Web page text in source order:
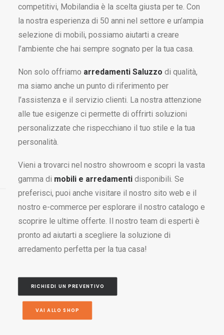
competitivi, Mobilandia è la scelta giusta per te. Con
la nostra esperienza di 50 anni nel settore e un’ampia
selezione di mobili, possiamo aiutarti a creare
l’ambiente che hai sempre sognato per la tua casa.
Non solo offriamo arredamenti Saluzzo di qualità,
ma siamo anche un punto di riferimento per
l’assistenza e il servizio clienti. La nostra attenzione
alle tue esigenze ci permette di offrirti soluzioni
personalizzate che rispecchiano il tuo stile e la tua
personalità.
Vieni a trovarci nel nostro showroom e scopri la vasta
gamma di mobili e arredamenti disponibili. Se
preferisci, puoi anche visitare il nostro sito web e il
nostro e-commerce per esplorare il nostro catalogo e
scoprire le ultime offerte. Il nostro team di esperti è
pronto ad aiutarti a scegliere la soluzione di
arredamento perfetta per la tua casa!
RICHIEDI UN PREVENTIVO
VAI ALLO SHOP